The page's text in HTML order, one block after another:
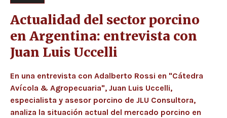
Actualidad del sector porcino
en Argentina: entrevista con
Juan Luis Uccelli
En una entrevista con Adalberto Rossi en "Cátedra
Avícola & Agropecuaria", Juan Luis Uccelli,
especialista y asesor porcino de JLU Consultora,
analiza la situación actual del mercado porcino en